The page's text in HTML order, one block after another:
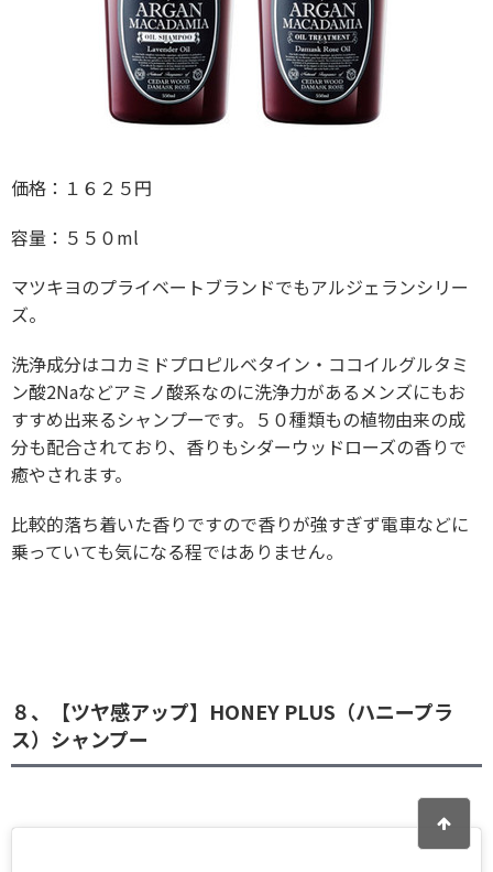
価格：１６２５円
容量：５５０ml
マツキヨのプライベートブランドでもアルジェランシリー
ズ。
洗浄成分はコカミドプロピルベタイン・ココイルグルタミ
ン酸2Naなどアミノ酸系なのに洗浄力があるメンズにもお
すすめ出来るシャンプーです。５０種類もの植物由来の成
分も配合されており、香りもシダーウッドローズの香りで
癒やされます。
比較的落ち着いた香りですので香りが強すぎず電車などに
乗っていても気になる程ではありません。
８、【ツヤ感アップ】HONEY PLUS（ハニープラ
ス）シャンプー